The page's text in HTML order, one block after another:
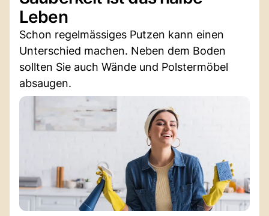
Leben
Schon regelmässiges Putzen kann einen
Unterschied machen. Neben dem Boden
sollten Sie auch Wände und Polstermöbel
absaugen.